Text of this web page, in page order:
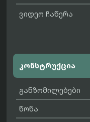
ვიდეო ჩაწერა
კონსტრუქცია
განზომილებები
წონა